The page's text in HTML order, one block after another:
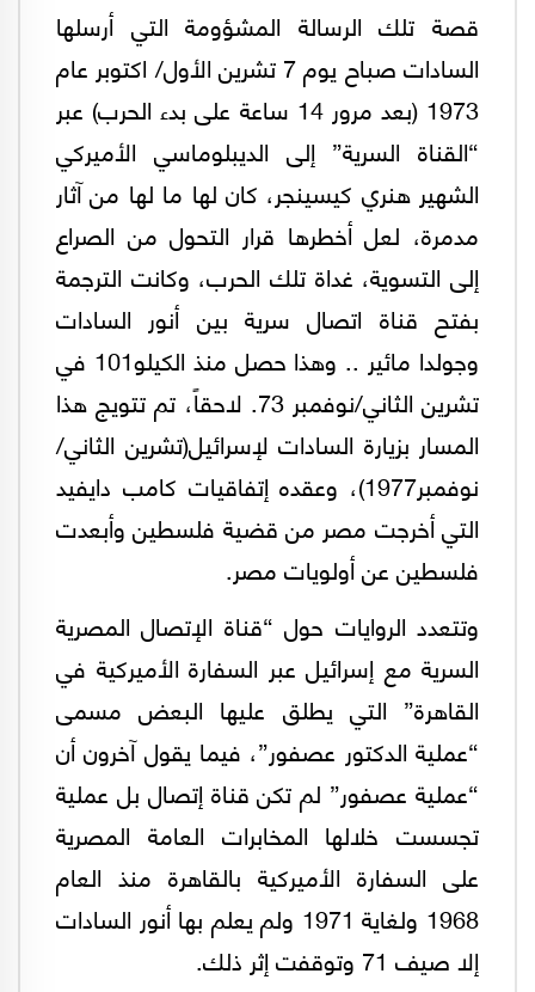
قصة تلك الرسالة المشؤومة التي أرسلها
السادات صباح يوم 7 تشرين الأول/ اكتوبر عام
1973 (بعد مرور 14 ساعة على بدء الحرب) عبر
“القناة السرية” إلى الديبلوماسي الأميركي
الشهير هنري كيسينجر، كان لها ما لها من آثار
مدمرة، لعل أخطرها قرار التحول من الصراع
إلى التسوية، غداة تلك الحرب، وكانت الترجمة
بفتح قناة اتصال سرية بين أنور السادات
وجولدا مائير .. وهذا حصل منذ الكيلو101 في
تشرين الثاني/نوفمبر 73. لاحقاً، تم تتويج هذا
المسار بزيارة السادات لإسرائيل(تشرين الثاني/
نوفمبر1977)، وعقده إتفاقيات كامب دايفيد
التي أخرجت مصر من قضية فلسطين وأبعدت
فلسطين عن أولويات مصر.
وتتعدد الروايات حول “قناة الإتصال المصرية
السرية مع إسرائيل عبر السفارة الأميركية في
القاهرة” التي يطلق عليها البعض مسمى
“عملية الدكتور عصفور”، فيما يقول آخرون أن
“عملية عصفور” لم تكن قناة إتصال بل عملية
تجسست خلالها المخابرات العامة المصرية
على السفارة الأميركية بالقاهرة منذ العام
1968 ولغاية 1971 ولم يعلم بها أنور السادات
إلا صيف 71 وتوقفت إثر ذلك.